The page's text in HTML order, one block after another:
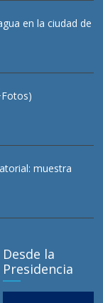
en la ciudad de
muestra
Desde la
Presidencia